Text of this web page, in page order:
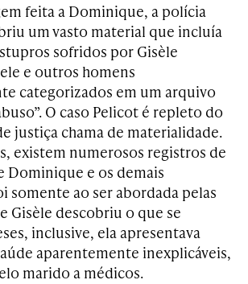
feita a Dominique, a polícia
um vasto material que incluía
sofridos por Gisèle
e outros homens
categorizados em um arquivo
O caso Pelicot é repleto do
justiça chama de materialidade.
existem numerosos registros de
Dominique e os demais
somente ao ser abordada pelas
Gisèle descobriu o que se
inclusive, ela apresentava
aparentemente inexplicáveis,
marido a médicos.